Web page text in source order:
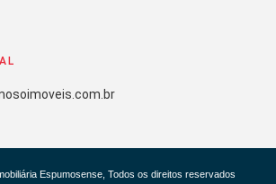
Espumosense, Todos os direitos reservados